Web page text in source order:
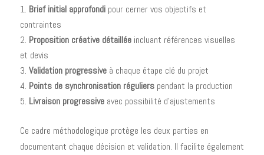
Brief initial approfondipour cerner vos objectifs et
contraintes
Proposition créative détailléeincluant références visuelles
et devis
Validation progressiveà chaque étape clé du projet
Points de synchronisation régulierspendant la production
Livraison progressiveavec possibilité d'ajustements
Ce cadre méthodologique protège les deux parties en
documentant chaque décision et validation. Il facilite également